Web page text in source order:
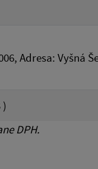
Adresa: Vyšná
DPH.